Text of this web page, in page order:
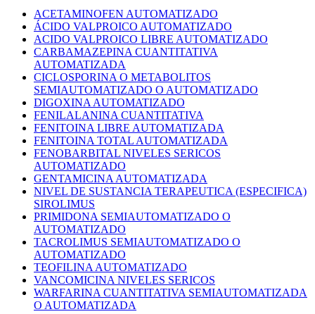
Empresas
ACETAMINOFEN AUTOMATIZADO
ÁCIDO VALPROICO AUTOMATIZADO
ACIDO VALPROICO LIBRE AUTOMATIZADO
CARBAMAZEPINA CUANTITATIVA
AUTOMATIZADA
CICLOSPORINA O METABOLITOS
SEMIAUTOMATIZADO O AUTOMATIZADO
DIGOXINA AUTOMATIZADO
FENILALANINA CUANTITATIVA
FENITOINA LIBRE AUTOMATIZADA
FENITOINA TOTAL AUTOMATIZADA
FENOBARBITAL NIVELES SERICOS
AUTOMATIZADO
GENTAMICINA AUTOMATIZADA
NIVEL DE SUSTANCIA TERAPEUTICA (ESPECIFICA)
SIROLIMUS
PRIMIDONA SEMIAUTOMATIZADO O
AUTOMATIZADO
TACROLIMUS SEMIAUTOMATIZADO O
AUTOMATIZADO
TEOFILINA AUTOMATIZADO
VANCOMICINA NIVELES SERICOS
WARFARINA CUANTITATIVA SEMIAUTOMATIZADA
O AUTOMATIZADA